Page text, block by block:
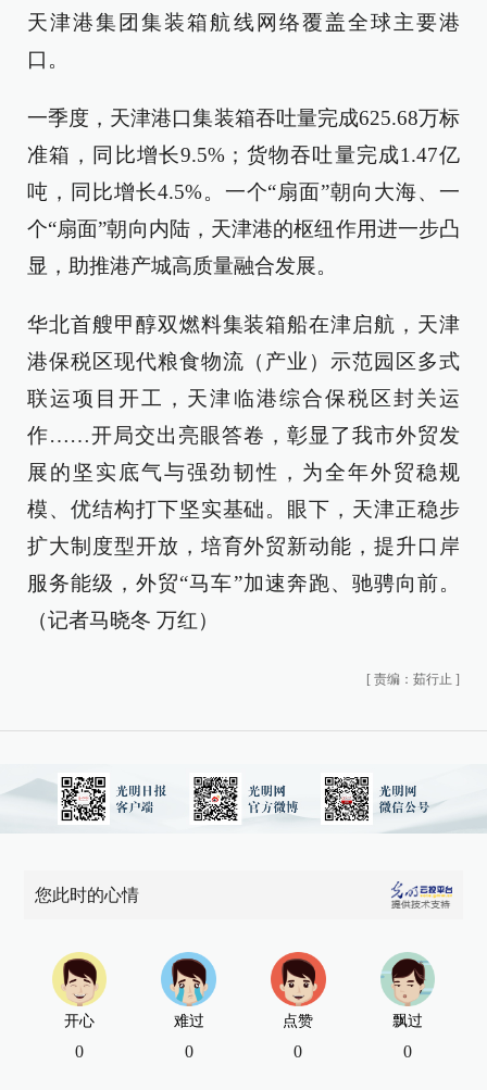
天津港集团集装箱航线网络覆盖全球主要港
口。
一季度，天津港口集装箱吞吐量完成625.68万标
准箱，同比增长9.5%；货物吞吐量完成1.47亿
吨，同比增长4.5%。一个“扇面”朝向大海、一
个“扇面”朝向内陆，天津港的枢纽作用进一步凸
显，助推港产城高质量融合发展。
华北首艘甲醇双燃料集装箱船在津启航，天津
港保税区现代粮食物流（产业）示范园区多式
联运项目开工，天津临港综合保税区封关运
作……开局交出亮眼答卷，彰显了我市外贸发
展的坚实底气与强劲韧性，为全年外贸稳规
模、优结构打下坚实基础。眼下，天津正稳步
扩大制度型开放，培育外贸新动能，提升口岸
服务能级，外贸“马车”加速奔跑、驰骋向前。
（记者马晓冬 万红）
[ 责编：茹行止 ]
您此时的心情
开心
0
难过
0
点赞
0
飘过
0